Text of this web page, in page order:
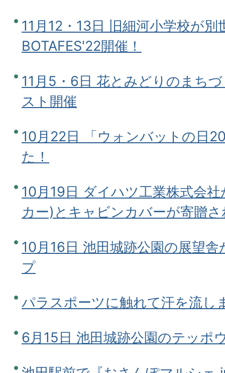
11月12・13日 旧細河小学校が別
BOTAFES'22開催！
11月5・6日 花とみどりのまち
スト開催
10月22日 「ウォンバットの日
た！
10月19日 ダイハツ工業株式会
カー)とキャビンカバーが寄贈
10月16日 池田城跡公園の展望
プ
パラスポーツに触れて汗を流し
6月15日 池田城跡公園のテッポ